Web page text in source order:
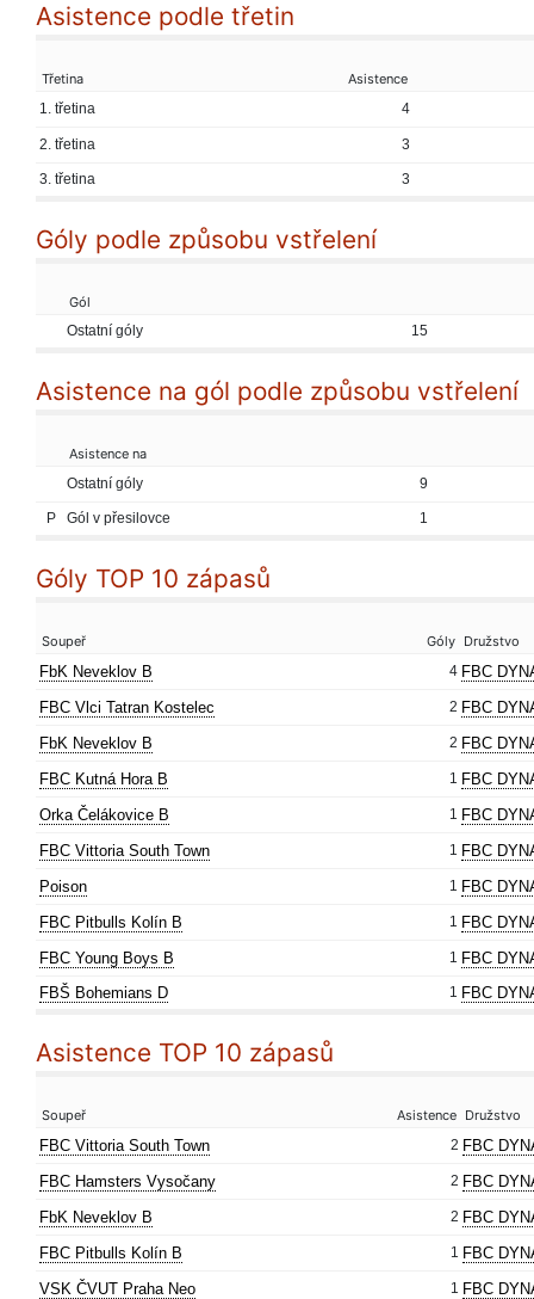
Asistence podle třetin
Třetina
Asistence
1. třetina
4
2. třetina 3
3. třetina 3
Góly podle způsobu vstřelení
Gól
Ostatní góly
15
Asistence na gól podle způsobu vstřelení
Asistence na
Ostatní góly
9
P Gól v přesilovce 1
Góly TOP 10 zápasů
Soupeř Góly Družstvo
FbK Neveklov B 4 FBC
FBC Vlci Tatran Kostelec
2 FBC
FbK Neveklov B
2 FBC
FBC Kutná Hora B
1 FBC
Orka Čelákovice B
1 FBC
FBC Vittoria South Town
1 FBC
Poison
1 FBC
FBC Pitbulls Kolín B
1 FBC
FBC Young Boys B
1 FBC
FBŠ Bohemians D
1 FBC
Asistence TOP 10 zápasů
Soupeř Asistence Družstvo
FBC Vittoria South Town 2 FBC
FBC Hamsters Vysočany
2 FBC
FbK Neveklov B
2 FBC
FBC Pitbulls Kolín B
1 FBC
VSK ČVUT Praha Neo
1 FBC